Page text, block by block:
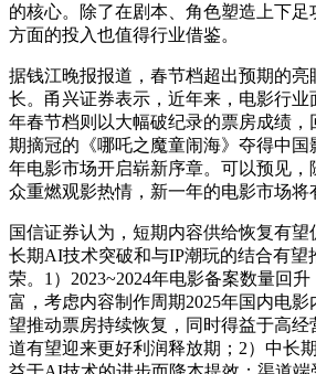
的核心。除了在剧本、角色塑造上下
方面的投入也值得行业借鉴。
据钱江晚报报道，春节档超出预期的亮
长。甬兴证券表示，近年来，电影行业
年春节档则以大幅破纪录的票房成绩，
期摘冠的《哪吒之魔童闹海》夺得中国
年电影市场开启崭新序章。可以预见
众重燃观影热情，新一年的电影市场将
国信证券认为，短期内容供给恢复有望
长期AI技术突破和与IP潮玩的结合有望
荣。1）2023~2024年电影备案数量回
富，考虑内容制作周期2025年国内电
望推动票房持续恢复，同时得益于高
道有望迎来更好利润释放期；2）中长